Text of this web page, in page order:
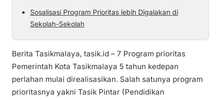
Sosalisasi Program Prioritas lebih Digalakan di
Sekolah-Sekolah
Berita Tasikmalaya, tasik.id – 7 Program prioritas
Pemerintah Kota Tasikmalaya 5 tahun kedepan
perlahan mulai direalisasikan. Salah satunya program
prioritasnya yakni Tasik Pintar (Pendidikan